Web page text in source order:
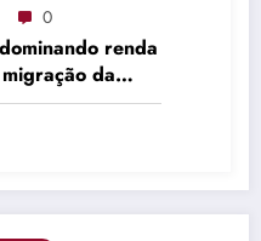
0
renda
da